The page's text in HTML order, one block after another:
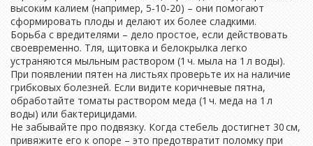
высоким калием (например, 5‑10‑20) – они помогают
сформировать плоды и делают их более сладкими.
Борьба с вредителями – дело простое, если действовать
своевременно. Тля, щитовка и белокрылка легко
устраняются мыльным раствором (1 ч. мыла на 1 л воды).
При появлении пятен на листьях проверьте их на наличие
грибковых болезней. Если видите коричневые пятна,
обработайте томаты раствором меда (1 ч. меда на 1 л
воды) или бактерицидами.
Не забывайте про подвязку. Когда стебель достигнет 30 см,
привяжите его к опоре – это предотвратит поломку при